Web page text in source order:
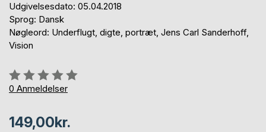
Udgivelsesdato: 05.04.2018
Sprog: Dansk
Nøgleord: Underflugt, digte, portræt, Jens Carl Sanderhoff,
Vision
Anmeldelse::
0%
0 Anmeldelser
149,00kr.